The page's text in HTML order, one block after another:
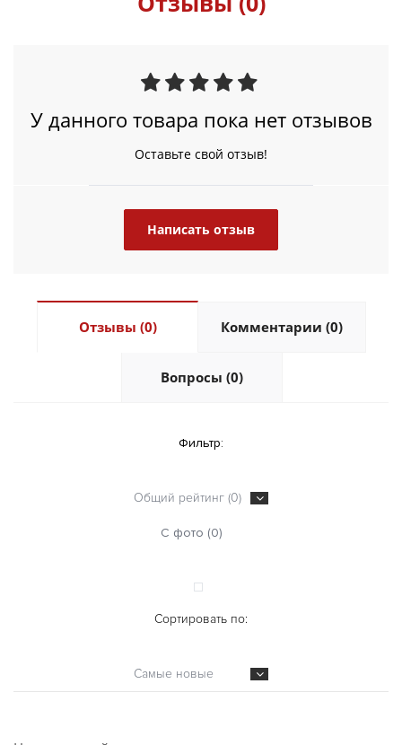
У данного товара пока нет отзывов
Оставьте свой отзыв!
Написать отзыв
Отзывы (0) Комментарии (0)
Вопросы (0)
Фильтр:
Общий рейтинг (0)
С фото (0)
Сортировать по:
Самые новые